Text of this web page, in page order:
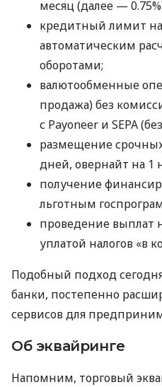
месяц (далее —
кредитный лимит
автоматическим
оборотами;
валютообменные
продажа) без
с Payoneer и SEPA
размещение
дней, овернайт на 1
получение
льготным
проведение выплат
уплатой налогов «в
Подобный подход
банки, постепенно
сервисов для
Об эквайринге
Напомним, торговый